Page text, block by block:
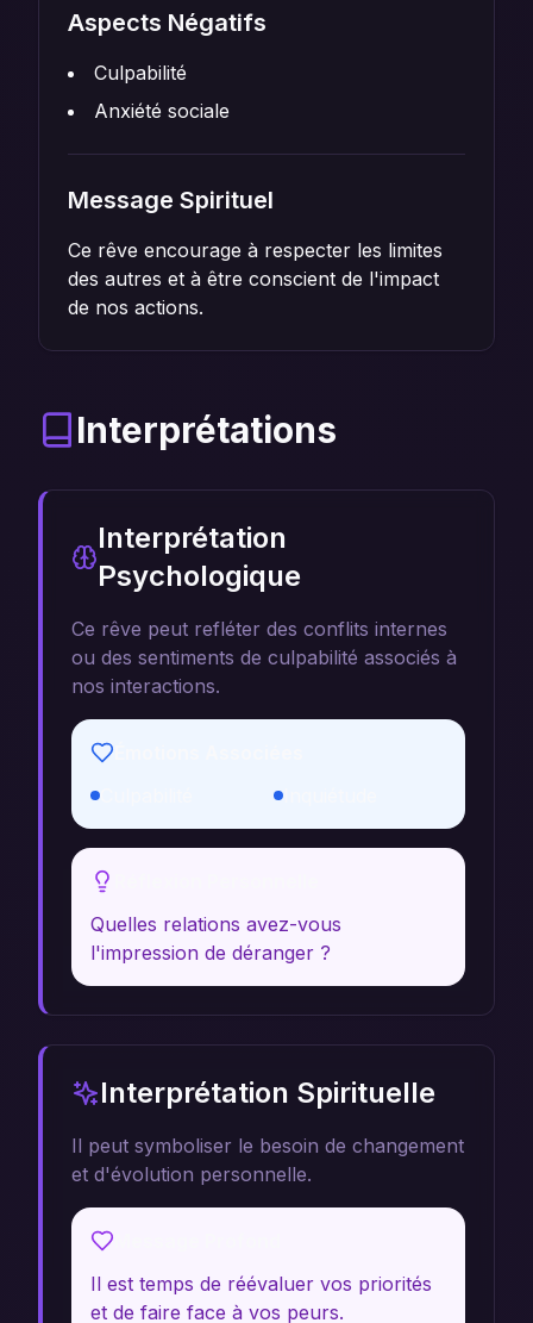
Aspects Négatifs
Culpabilité
Anxiété sociale
Message Spirituel
Ce rêve encourage à respecter les limites
des autres et à être conscient de l'impact
de nos actions.
Interprétations
Interprétation
Psychologique
Ce rêve peut refléter des conflits internes
ou des sentiments de culpabilité associés à
nos interactions.
Inquiétude
Quelles relations avez-vous
l'impression de déranger ?
Interprétation Spirituelle
Il peut symboliser le besoin de changement
et d'évolution personnelle.
Il est temps de réévaluer vos priorités
et de faire face à vos peurs.